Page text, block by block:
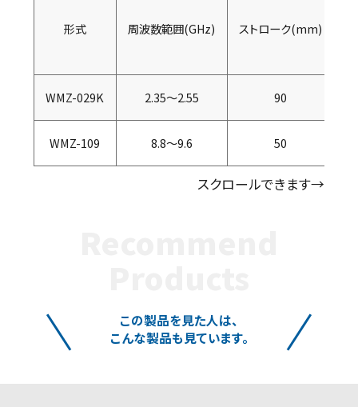
形式 周波数範囲(GHz) ストローク(mm)
WMZ-029K 2.35～2.55 90
WMZ-109 8.8～9.6 50
スクロールできます→
この製品を見た人は、
こんな製品も見ています。